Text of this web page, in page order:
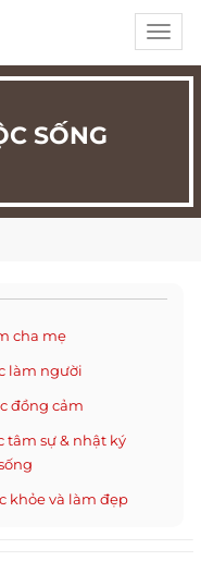
SỐNG
cha mẹ
làm người
đồng cảm
tâm sự & nhật ký
khỏe và làm đẹp